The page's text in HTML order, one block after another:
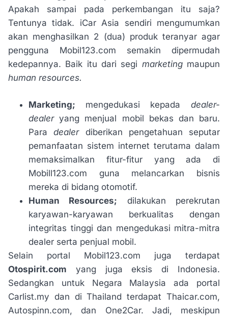
Apakah sampai pada perkembangan itu saja?
Tentunya tidak. iCar Asia sendiri mengumumkan
akan menghasilkan 2 (dua) produk teranyar agar
pengguna Mobil123.com semakin dipermudah
kedepannya. Baik itu dari segi marketing maupun
human resources.
Marketing; mengedukasi kepadadealer-
dealeryang menjual mobil bekas dan baru.
Paradealerdiberikan pengetahuan seputar
pemanfaatan sistem internet terutama dalam
memaksimalkan fitur-fitur yang ada di
Mobill123.com guna melancarkan bisnis
mereka di bidang otomotif.
Human Resources; dilakukan perekrutan
karyawan-karyawan berkualitas dengan
integritas tinggi dan mengedukasi mitra-mitra
dealer serta penjual mobil.
Selain portal Mobil123.com juga terdapat
Otospirit.com yang juga eksis di Indonesia.
Sedangkan untuk Negara Malaysia ada portal
Carlist.my dan di Thailand terdapat Thaicar.com,
Autospinn.com, dan One2Car. Jadi, meskipun